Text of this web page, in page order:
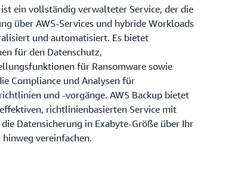
ist ein vollständig verwalteter Service, der die
über AWS-Services und hybride Workloads
und automatisiert. Es bietet
für den Datenschutz,
für Ransomware sowie
Compliance und Analysen für
und -vorgänge. AWS Backup bietet
richtlinienbasierten Service mit
die Datensicherung in Exabyte-Größe über Ihr
hinweg vereinfachen.